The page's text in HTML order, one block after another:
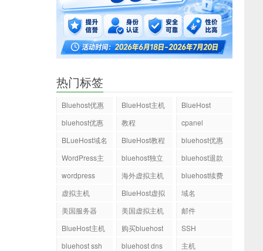
热门标签
Bluehost优惠
BlueHost主机
BlueHost
bluehost优惠
教程
cpanel
BLueHost域名
BlueHost教程
bluehost优惠
WordPress主
bluehost独立
bluehost退款
wordpress
海外虚拟主机
bluehost续费
虚拟主机
BlueHost虚拟
域名
美国服务器
美国虚拟主机
邮件
BlueHost主机
购买bluehost
SSH
bluehost ssh
bluehost dns
主机